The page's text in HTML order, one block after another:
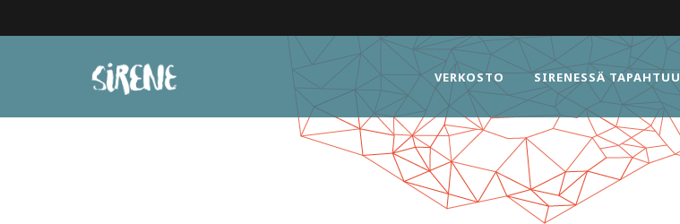
VERKOSTO SIRENESSÄ TAPAHTUU